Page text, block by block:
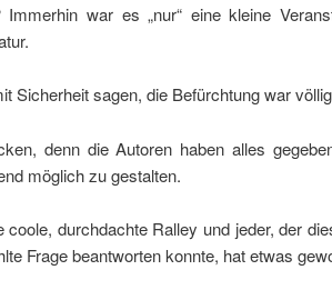
Immerhin war es „nur“ eine kleine
Sicherheit sagen, die Befürchtung war
denn die Autoren haben alles
möglich zu gestalten.
durchdachte Ralley und jeder, der
Frage beantworten konnte, hat etwas